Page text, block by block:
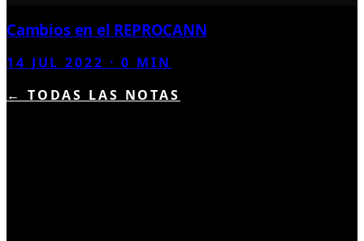
Cambios en el REPROCANN
14 JUL 2022 ·0 MIN
← TODAS LAS NOTAS